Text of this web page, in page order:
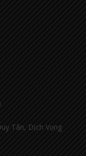
Tân, Dịch Vọng